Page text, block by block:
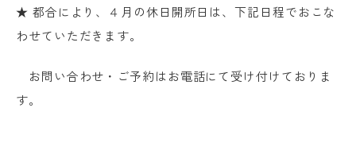
★ 都合により、４月の休日開所日は、下記日程でおこな
わせていただきます。
お問い合わせ・ご予約はお電話にて受け付けておりま
す。